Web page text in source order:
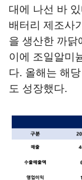
대에 나선 바
배터리 제조사
을 생산한 까닭
이에 조일알미
다. 올해는 해
도 성장했다.